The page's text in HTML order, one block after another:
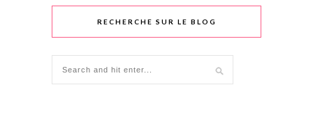
RECHERCHE SUR LE BLOG